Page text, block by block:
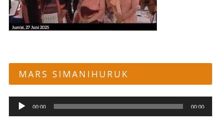
MARS SIMANIHURUK
Pemutar
Audio
00:00 00:00